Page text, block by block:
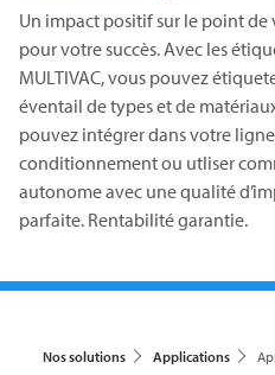
Un impact positif sur le point de
pour votre succès. Avec les
MULTIVAC, vous pouvez
éventail de types et de
pouvez intégrer dans votre
conditionnement ou utliser
autonome avec une qualité
parfaite. Rentabilité garantie.
Nos solutions Applications